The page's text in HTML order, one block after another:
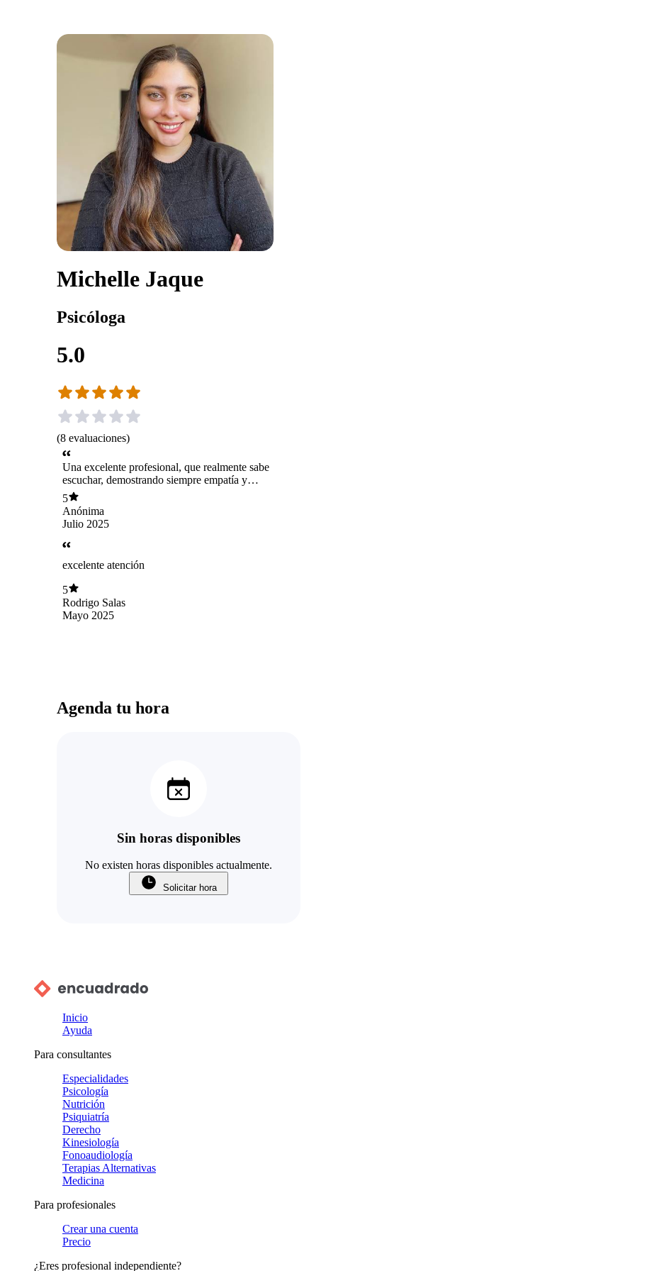
Michelle Jaque
Psicóloga
5.0
(8 evaluaciones)
Una excelente profesional, que realmente sabe
escuchar, demostrando siempre empatía y
respeto.
5
Anónima
Julio 2025
excelente atención
5
Rodrigo Salas
Mayo 2025
Agenda tu hora
Sin horas disponibles
No existen horas disponibles actualmente.
Solicitar hora
Inicio
Ayuda
Para consultantes
Especialidades
Psicología
Nutrición
Psiquiatría
Derecho
Kinesiología
Fonoaudiología
Terapias Alternativas
Medicina
Para profesionales
Crear una cuenta
Precio
¿Eres profesional independiente?